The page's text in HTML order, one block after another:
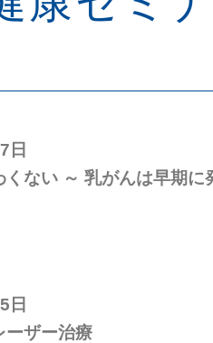
日
ない ～ 乳がんは早期
日
ーザー治療